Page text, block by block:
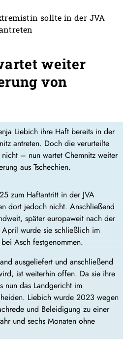
sollte in der JVA
weiter
von
Liebich ihre Haft bereits in der
antreten. Doch die verurteilte
nicht – nun wartet Chemnitz weiter
aus Tschechien.
zum Haftantritt in der JVA
dort jedoch nicht. Anschließend
später europaweit nach der
April wurde sie schließlich im
Asch festgenommen.
ausgeliefert und anschließend
ist weiterhin offen. Da sie ihre
nun das Landgericht im
Liebich wurde 2023 wegen
und Beleidigung zu einer
und sechs Monaten ohne